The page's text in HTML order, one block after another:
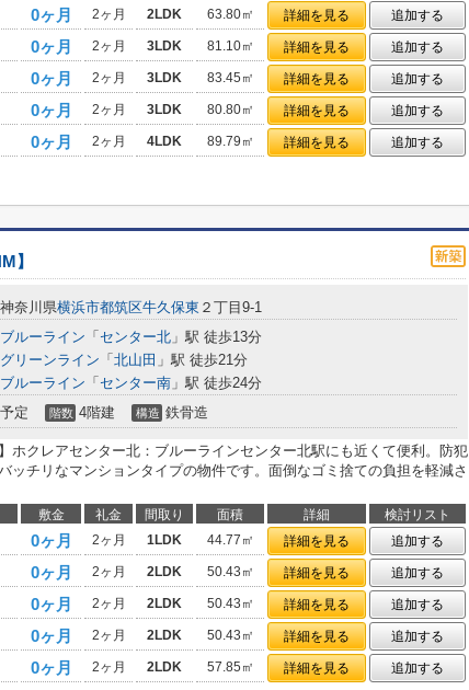
0ヶ月 2ヶ月 2LDK 63.80㎡ 詳細を見る
追加する
0ヶ月 2ヶ月 3LDK 81.10㎡ 詳細を見る
追加する
0ヶ月 2ヶ月 3LDK 83.45㎡ 詳細を見る
追加する
0ヶ月 2ヶ月 3LDK 80.80㎡ 詳細を見る
追加する
0ヶ月 2ヶ月 4LDK 89.79㎡ 詳細を見る 追加する
】
神奈川県横浜市都筑区牛久保東 ２丁目9-1
ブルーライン 「 センター北 」駅 徒歩13分
グリーンライン 「 北山田 」駅 徒歩21分
ブルーライン 「 センター南 」駅 徒歩24分
予定 階数 4階建 構造 鉄骨造
】ホクレアセンター北：ブルーラインセンター北駅にも近くて便利。防犯
ッチリなマンションタイプの物件です。面倒なゴミ捨ての負担を軽減さ
敷金 礼金 間取り 面積 詳細
検討リスト
0ヶ月 2ヶ月 1LDK 44.77㎡ 詳細を見る
追加する
0ヶ月 2ヶ月 2LDK 50.43㎡ 詳細を見る
追加する
0ヶ月 2ヶ月 2LDK 50.43㎡ 詳細を見る
追加する
0ヶ月 2ヶ月 2LDK 50.43㎡ 詳細を見る
追加する
0ヶ月 2ヶ月 2LDK 57.85㎡ 詳細を見る 追加する